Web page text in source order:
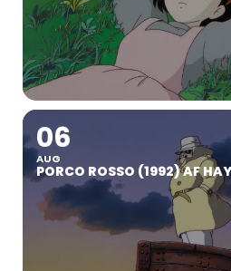
06
AUG
PORCO ROSSO (1992) AF